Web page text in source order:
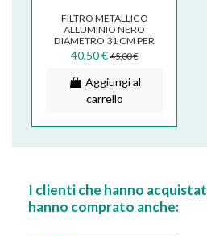
FILTRO METALLICO
ALLUMINIO NERO
DIAMETRO 31 CM PER
CAPPA ELICA AUDREY
GRI0143077A
40,50 € 45,00 €
Aggiungi al
carrello
I clienti che hanno
hanno comprato anche: